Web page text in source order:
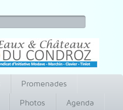
Promenades
Photos
Agenda